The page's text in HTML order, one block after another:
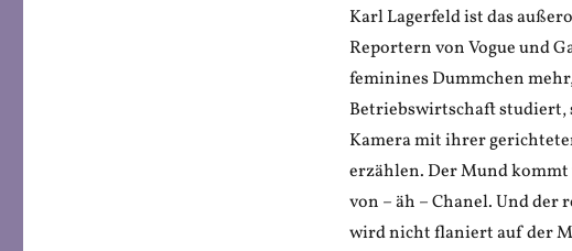
Karl Lagerfeld ist das
Reportern von Vogue und
feminines Dummchen
Betriebswirtschaft studiert,
Kamera mit ihrer
erzählen. Der Mund kommt
von – äh – Chanel. Und
wird nicht flaniert auf der